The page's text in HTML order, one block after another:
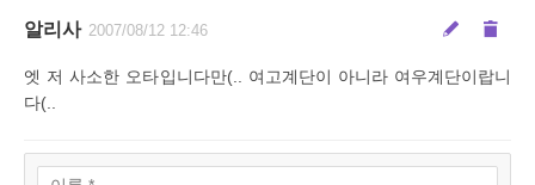
알리사 2007/08/12 12:46
엣 저 사소한 오타입니다만(.. 여고계단이 아니라 여우계단이랍니
다(..